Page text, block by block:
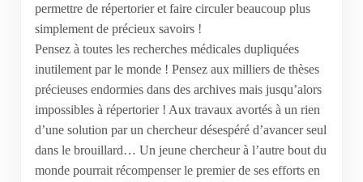
permettre de répertorier et faire circuler beaucoup plus
simplement de précieux savoirs !
Pensez à toutes les recherches médicales dupliquées
inutilement par le monde ! Pensez aux milliers de thèses
précieuses endormies dans des archives mais jusqu’alors
impossibles à répertorier ! Aux travaux avortés à un rien
d’une solution par un chercheur désespéré d’avancer seul
dans le brouillard… Un jeune chercheur à l’autre bout du
monde pourrait récompenser le premier de ses efforts en